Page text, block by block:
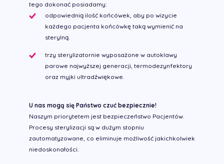
tego dokonać posiadamy:
odpowiednią ilość końcówek, aby po wizycie
każdego pacjenta końcówkę taką wymienić na
sterylną.
trzy sterylizatornie wyposażone w autoklawy
parowe najwyższej generacji, termodezynfektory
oraz myjki ultradźwiękowe.
U nas mogą się Państwo czuć bezpiecznie!
Naszym priorytetem jest bezpieczeństwo Pacjentów.
Procesy sterylizacji są w dużym stopniu
zautomatyzowane, co eliminuje możliwość jakichkolwiek
niedoskonałości.